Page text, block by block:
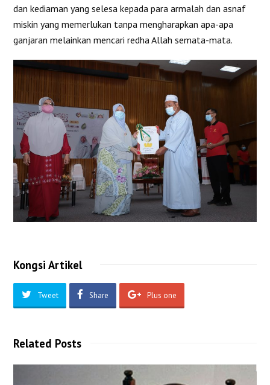
dan kediaman yang selesa kepada para armalah dan asnaf
miskin yang memerlukan tanpa mengharapkan apa-apa
ganjaran melainkan mencari redha Allah semata-mata.
Kongsi Artikel
Tweet Share Plus one
Related Posts